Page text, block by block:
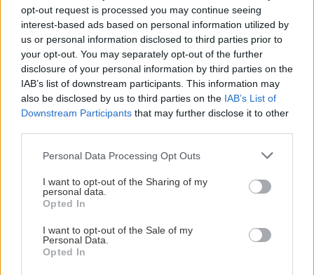
opt-out request is processed you may continue seeing
interest-based ads based on personal information utilized by
us or personal information disclosed to third parties prior to
your opt-out. You may separately opt-out of the further
disclosure of your personal information by third parties on the
IAB’s list of downstream participants. This information may
also be disclosed by us to third parties on the IAB’s List of
Downstream Participants that may further disclose it to other
Please note that this website/app uses one or more Google
not limited to your visit or usage behaviour. You may click to
grant or deny consent to Google and its third-party tags to
use your data for below specified purposes in below Google
consent section.
Personal Data Processing Opt Outs
I want to opt-out of the Sharing of my
personal data.
Opted In
I want to opt-out of the Sale of my
Personal Data.
Opted In
Záhradné ležadlá v obchodoch sú predražené. Toto si
vyrobíte pod 140 eur a je oveľa pohodlnejšie!
Žiadne čapovanie alebo zadlabávanie, všetko len na
čínske skrutky. Alternatíva slovenskej IKEI - čo sa týka
pevnosti. Autor si nedal veľa námahy s remeselným
spracovaním, škoda. No lepšie než ten odpad z DTD
predávaný v Kauflande alebo Lídli.
ZÁHRADA
5 trvaliek s
panašovanými listami,
Trvalky, ktoré znesú